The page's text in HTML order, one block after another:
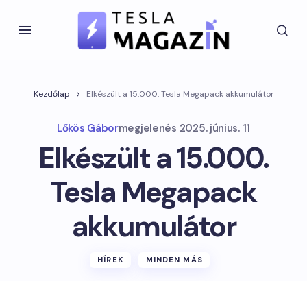
Kezdőlap Elkészült a 15.000. Tesla Megapack akkumulátor
Lőkös Gábormegjelenés 2025. június. 11
Elkészült a 15.000.
Tesla Megapack
akkumulátor
HÍREK MINDEN MÁS